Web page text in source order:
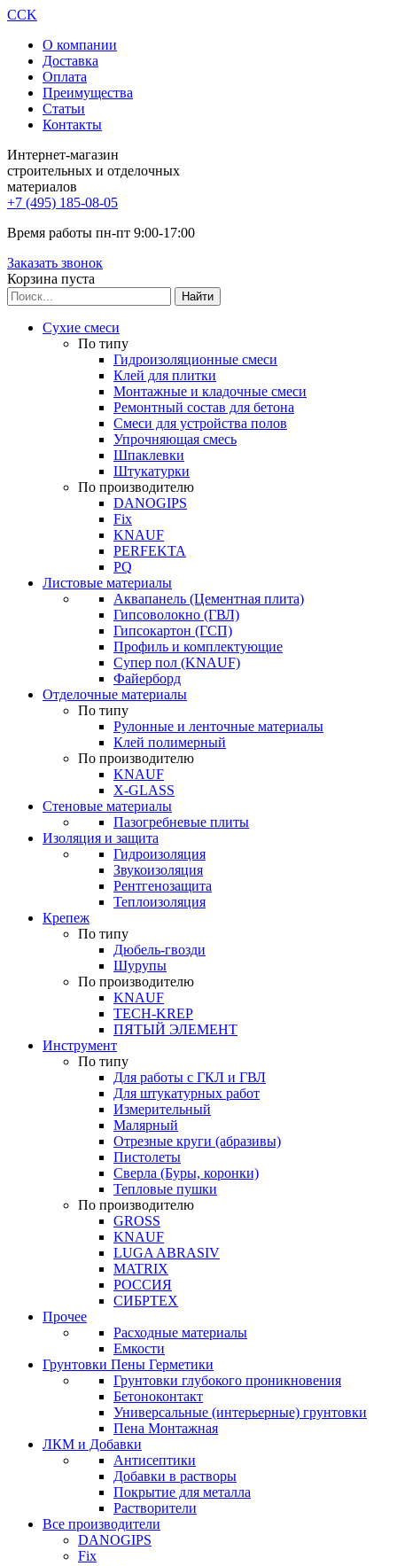
CCK
О компании
Доставка
Оплата
Преимущества
Статьи
Контакты
Интернет-магазин
строительных и отделочных
материалов
+7 (495) 185-08-05
Время работы пн-пт 9:00-17:00
Заказать звонок
Корзина пуста
Сухие смеси
По типу
Гидроизоляционные смеси
Клей для плитки
Монтажные и кладочные смеси
Ремонтный состав для бетона
Смеси для устройства полов
Упрочняющая смесь
Шпаклевки
Штукатурки
По производителю
DANOGIPS
Fix
KNAUF
PERFEKTA
PQ
Листовые материалы
Аквапанель (Цементная плита)
Гипсоволокно (ГВЛ)
Гипсокартон (ГСП)
Профиль и комплектующие
Супер пол (KNAUF)
Файерборд
Отделочные материалы
По типу
Рулонные и ленточные материалы
Клей полимерный
По производителю
KNAUF
X-GLASS
Стеновые материалы
Пазогребневые плиты
Изоляция и защита
Гидроизоляция
Звукоизоляция
Рентгенозащита
Теплоизоляция
Крепеж
По типу
Дюбель-гвозди
Шурупы
По производителю
KNAUF
TECH-KREP
ПЯТЫЙ ЭЛЕМЕНТ
Инструмент
По типу
Для работы с ГКЛ и ГВЛ
Для штукатурных работ
Измерительный
Малярный
Отрезные круги (абразивы)
Пистолеты
Сверла (Буры, коронки)
Тепловые пушки
По производителю
GROSS
KNAUF
LUGA ABRASIV
MATRIX
РОССИЯ
СИБРТЕХ
Прочее
Расходные материалы
Емкости
Грунтовки Пены Герметики
Грунтовки глубокого проникновения
Бетоноконтакт
Универсальные (интерьерные) грунтовки
Пена Монтажная
ЛКМ и Добавки
Антисептики
Добавки в растворы
Покрытие для металла
Растворители
Все производители
DANOGIPS
Fix